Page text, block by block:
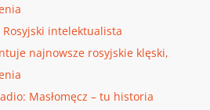
intelektualista
najnowsze rosyjskie klęski,
Masłomęcz – tu historia